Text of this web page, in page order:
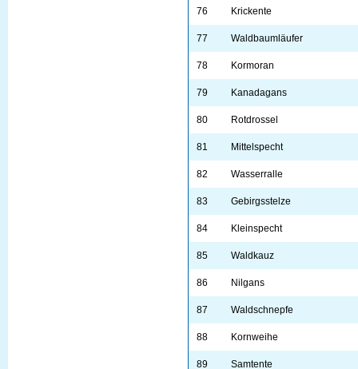
76 Krickente
77 Waldbaumläufer
78 Kormoran
79 Kanadagans
80 Rotdrossel
81 Mittelspecht
82 Wasserralle
83 Gebirgsstelze
84 Kleinspecht
85 Waldkauz
86 Nilgans
87 Waldschnepfe
88 Kornweihe
89 Samtente